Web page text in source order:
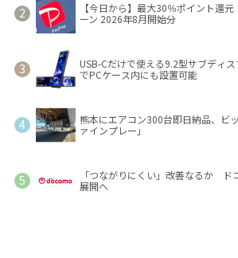
【今日から】最大30％ポイント還
ーン 2026年8月開始分
USB-Cだけで使える9.2型サブディ
でPCケース内にも設置可能
熊本にエアコン300台即日納品、ビ
ァインプレー」
「つながりにくい」改善なるか ド
展開へ